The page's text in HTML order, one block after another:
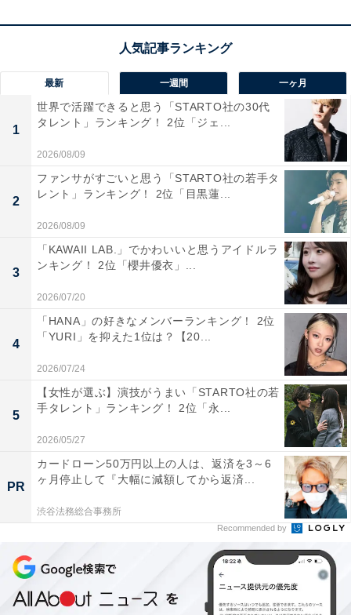
同率2位：東山紀之
A post shared by 刑事7人 最終回 8/9(水)よる9時 (@keiji_7nin)
同率2位は「東山紀之」さんでした。
最新 一週間 一ヶ月
1
世界で活躍できると思う「STARTO社の30代
タレント」ランキング！ 2位「ジェ...
2026/08/09
2
ファンサがすごいと思う「STARTO社の若手タ
レント」ランキング！ 2位「目黒蓮...
2026/08/09
3
「KAWAII LAB.」でかわいいと思うアイドルラ
ンキング！ 2位「櫻井優衣」...
2026/07/20
4
「HANA」の好きなメンバーランキング！ 2位
「YURI」を抑えた1位は？【20...
2026/07/24
5
【女性が選ぶ】演技がうまい「STARTO社の若
手タレント」ランキング！ 2位「永...
2026/05/27
PR
カードローン50万円以上の人は、返済を3～6
ヶ月停止して『大幅に減額してから返済...
渋谷法務総合事務所
Recommended by